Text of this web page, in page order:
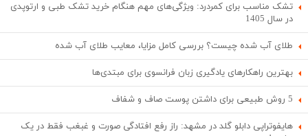
تشک مناسب برای کمردرد: ویژگی‌های مهم هنگام خرید تشک طبی و ارتوپدی
در سال 1405
طلای آب شده چیست؟ بررسی کامل مزایا، معایب طلای آب شده
بهترین راهکارهای یادگیری زبان فرانسوی برای مبتدی‌ها
5 روش طبیعی برای داشتن پوست صاف و شفاف
هایفوتراپی دابلو گلد در مشهد: راز رفع افتادگی صورت و غبغب فقط در یک